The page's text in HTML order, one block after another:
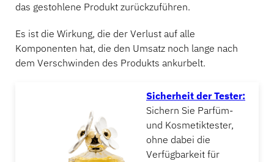
das gestohlene Produkt zurückzuführen.
Es ist die Wirkung, die der Verlust auf alle
Komponenten hat, die den Umsatz noch lange nach
dem Verschwinden des Produkts ankurbelt.
Sicherheit der Tester:
Sichern Sie Parfüm-
und Kosmetiktester,
ohne dabei die
Verfügbarkeit für